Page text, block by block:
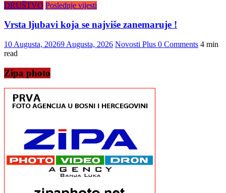
DRUŠTVO Poslednje vijesti
Vrsta ljubavi koja se najviše zanemaruje !
10 Augusta, 20269 Augusta, 2026 Novosti Plus 0 Comments 4 min
read
Zipa photo